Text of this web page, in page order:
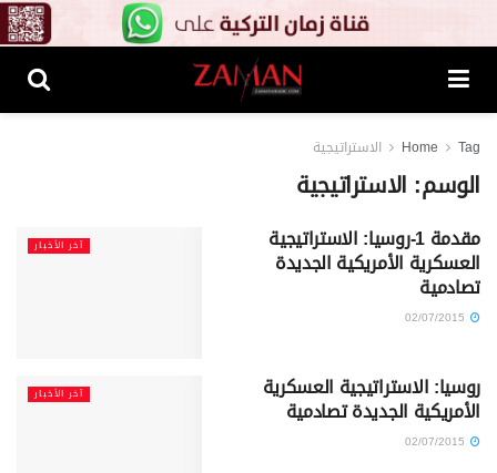
Home Tag الاستراتيجية
الوسم: الاستراتيجية
آخر الأخبار مقدمة 1-روسيا: الاستراتيجية
العسكرية الأمريكية الجديدة
تصادمية
آخر الأخبار روسيا: الاستراتيجية العسكرية
الأمريكية الجديدة تصادمية